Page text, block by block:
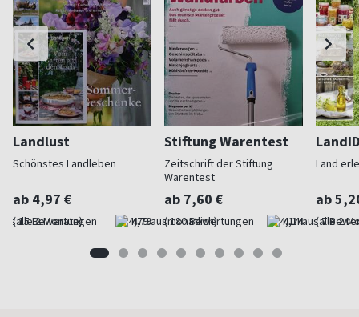
Landlust
Schönstes Landleben
ab 4,97 €
(alle 2 Monate) 4,79
Stiftung Warentest
Zeitschrift der Stiftung
Warentest
ab 7,60 €
(monatlich) 4,14
Land
ab
(alle 2